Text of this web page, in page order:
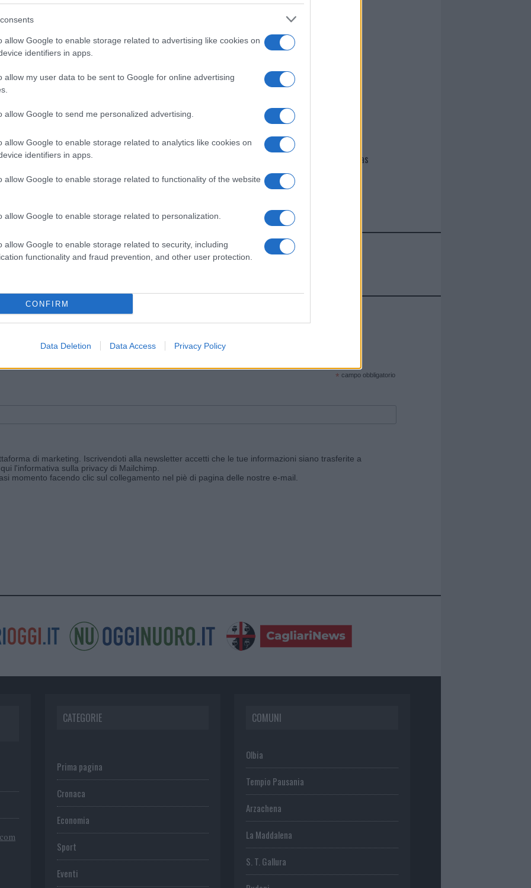
allow Google to enable storage related to advertising like cookies on
identifiers in apps.
allow my user data to be sent to Google for online advertising
allow Google to send me personalized advertising.
allow Google to enable storage related to analytics like cookies on
identifiers in apps.
allow Google to enable storage related to functionality of the website
allow Google to enable storage related to personalization.
allow Google to enable storage related to security, including
functionality and fraud prevention, and other user protection.
CONFIRM
Data Deletion Data Access Privacy Policy
I nostri cari
I nostri cari
Giovannimaria Cabras
Invia un Comunicato Stampa|Pubblicità|Segnala
e ricevi le nostre email periodiche contenenti le ultime notizie pubblicate sul sito web!
* campo obbligatorio
di marketing. Iscrivendoti alla newsletter accetti che le tue informazioni siano trasferite a
l'informativa sulla privacy di Mailchimp
momento facendo clic sul collegamento nel piè di pagina delle nostre e-mail.
CATEGORIE
Prima pagina
Cronaca
Economia
Sport
Eventi
COMUNI
Olbia
Tempio Pausania
Arzachena
La Maddalena
S. T. Gallura